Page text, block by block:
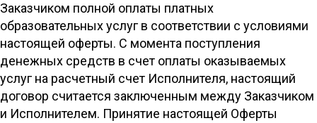
Заказчиком полной оплаты платных
образовательных услуг в соответствии с условиями
настоящей оферты. С момента поступления
денежных средств в счет оплаты оказываемых
услуг на расчетный счет Исполнителя, настоящий
договор считается заключенным между Заказчиком
и Исполнителем. Принятие настоящей Оферты